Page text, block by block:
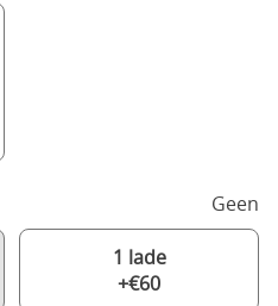
Geen
1 lade
+€60